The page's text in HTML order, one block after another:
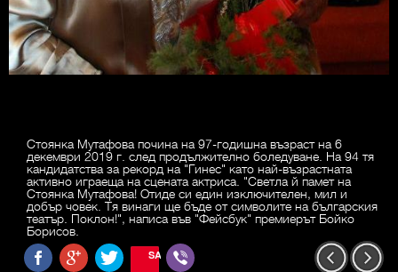
Стоянка Мутафова почина на 97-годишна възраст на 6
декември 2019 г. след продължително боледуване. На 94 тя
кандидатства за рекорд на "Гинес" като най-възрастната
активно играеща на сцената актриса. "Светла й памет на
Стоянка Мутафова! Отиде си един изключителен, мил и
добър човек. Тя винаги ще бъде от символите на българския
театър. Поклон!", написа във "Фейсбук" премиерът Бойко
Борисов.
SAVE